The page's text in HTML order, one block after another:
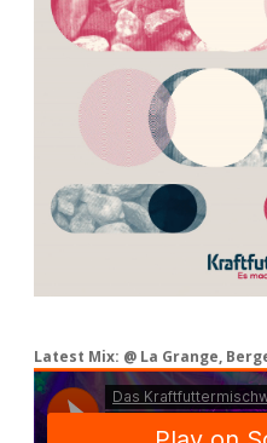
Latest Mix: @ La Grange,